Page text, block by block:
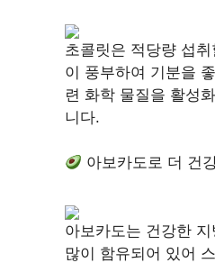
초콜릿은 적당량 섭
이 풍부하여 기분을
련 화학 물질을 활성
니다.
아보카도로 더 건
아보카도는 건강한
많이 함유되어 있어